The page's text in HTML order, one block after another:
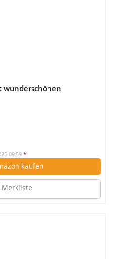
wunderschönen
09:59 *
kaufen